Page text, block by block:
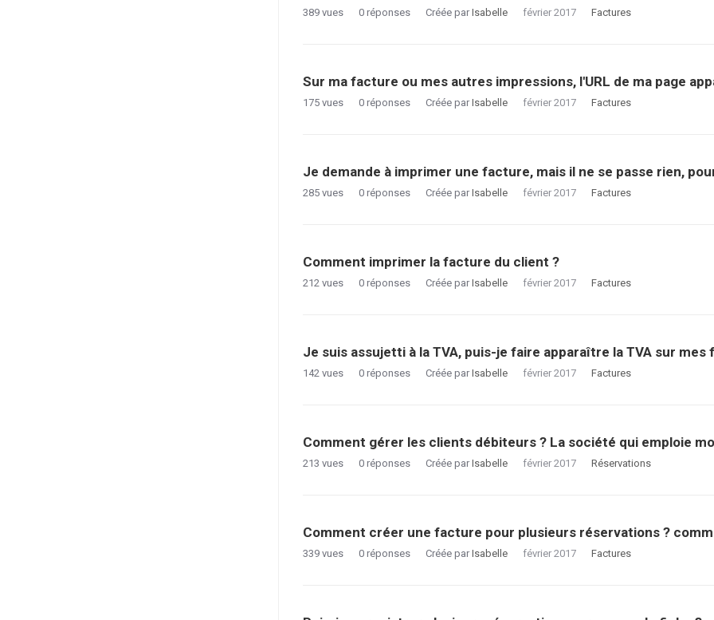
389 vues 0 réponses Créée par Isabelle février 2017 Factures
Sur ma facture ou mes autres impressions, l'URL de ma page
175 vues 0 réponses Créée par Isabelle février 2017 Factures
Je demande à imprimer une facture, mais il ne se passe rien,
285 vues 0 réponses Créée par Isabelle février 2017 Factures
Comment imprimer la facture du client ?
212 vues 0 réponses Créée par Isabelle février 2017 Factures
Je suis assujetti à la TVA, puis-je faire apparaître la TVA sur mes
142 vues 0 réponses Créée par Isabelle février 2017 Factures
Comment gérer les clients débiteurs ? La société qui emploie
213 vues 0 réponses Créée par Isabelle février 2017 Réservations
Comment créer une facture pour plusieurs réservations ?
339 vues 0 réponses Créée par Isabelle février 2017 Factures